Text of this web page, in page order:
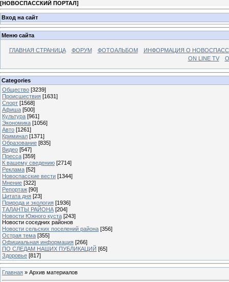
[НОВОСПАССКИЙ ПОРТАЛ]
Вход на сайт
Меню сайта
ГЛАВНАЯ СТРАНИЦА ФОРУМ ФОТОАЛЬБОМ
ИНФОРМАЦИЯ О
ON LINE TV
Categories
Общество [3239]
Происшествия [1631]
Спорт [1568]
Афиша [500]
Культура [961]
Экономика [1056]
Авто [1261]
Криминал [1371]
Образование [835]
Видео [547]
Пресса [359]
К вашему сведению [2714]
Реклама [52]
Новоспасские вести [1344]
Мнение [322]
Репортаж [90]
Цитата дня [23]
Природа и экология [1936]
ТАЛАНТЫ РАЙОНА [204]
Новости Южного куста [243]
Новости соседних районов
Новости сельских поселений района [356]
Острая тема [355]
Официальная информация [266]
ПО СЛЕДАМ НАШИХ ПУБЛИКАЦИЙ [65]
Здоровье [817]
Главная » Архив материалов